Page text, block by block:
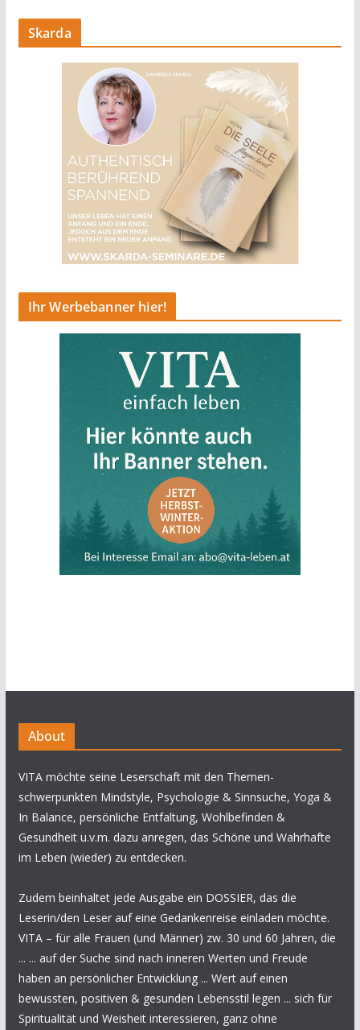
Skarda
Ihr Werbebanner hier!
About
VITA möchte seine Leserschaft mit den Themen-
schwerpunkten Mindstyle, Psychologie & Sinnsuche, Yoga &
In Balance, persönliche Entfaltung, Wohlbefinden &
Gesundheit u.v.m. dazu anregen, das Schöne und Wahrhafte
im Leben (wieder) zu entdecken.
Zudem beinhaltet jede Ausgabe ein DOSSIER, das die
Leserin/den Leser auf eine Gedankenreise einladen möchte.
VITA – für alle Frauen (und Männer) zw. 30 und 60 Jahren, die
... ... auf der Suche sind nach inneren Werten und Freude
haben an persönlicher Entwicklung ... Wert auf einen
bewussten, positiven & gesunden Lebensstil legen ... sich für
Spiritualität und Weisheit interessieren, ganz ohne